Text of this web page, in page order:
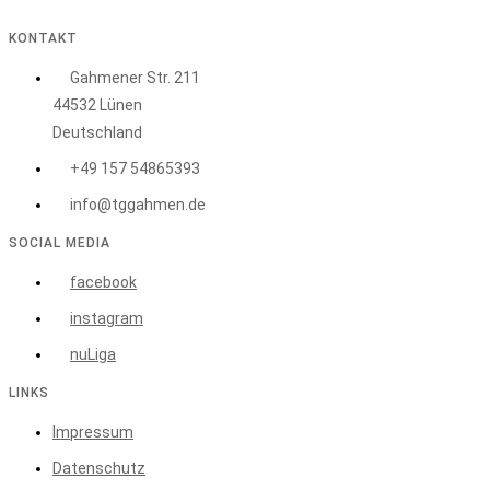
KONTAKT
Gahmener Str. 211
44532 Lünen
Deutschland
+49 157 54865393
info@tggahmen.de
SOCIAL MEDIA
facebook
instagram
nuLiga
LINKS
Impressum
Datenschutz